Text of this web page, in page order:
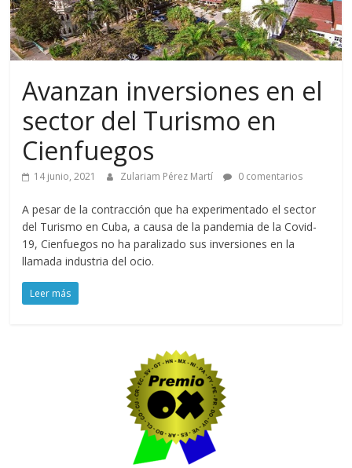
Avanzan inversiones en el
sector del Turismo en
Cienfuegos
14 junio, 2021 Zulariam Pérez Martí 0 comentarios
A pesar de la contracción que ha experimentado el sector
del Turismo en Cuba, a causa de la pandemia de la Covid-
19, Cienfuegos no ha paralizado sus inversiones en la
llamada industria del ocio.
Leer más